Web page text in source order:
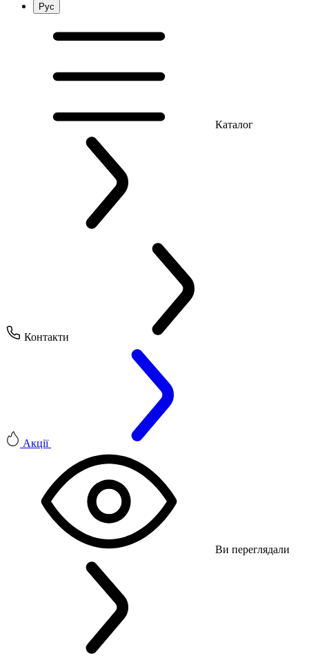
Рус
Каталог
Контакти
Акції
Ви переглядали